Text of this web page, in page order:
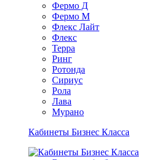
Фермо Д
Фермо М
Флекс Лайт
Флекс
Терра
Ринг
Ротонда
Сириус
Рола
Лава
Мурано
Кабинеты Бизнес Класса